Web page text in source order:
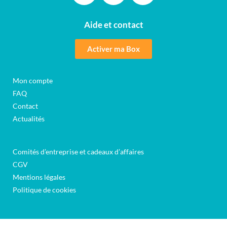
Aide et contact
Activer ma Box
Mon compte
FAQ
Contact
Actualités
Comités d’entreprise et cadeaux d’affaires
CGV
Mentions légales
Politique de cookies